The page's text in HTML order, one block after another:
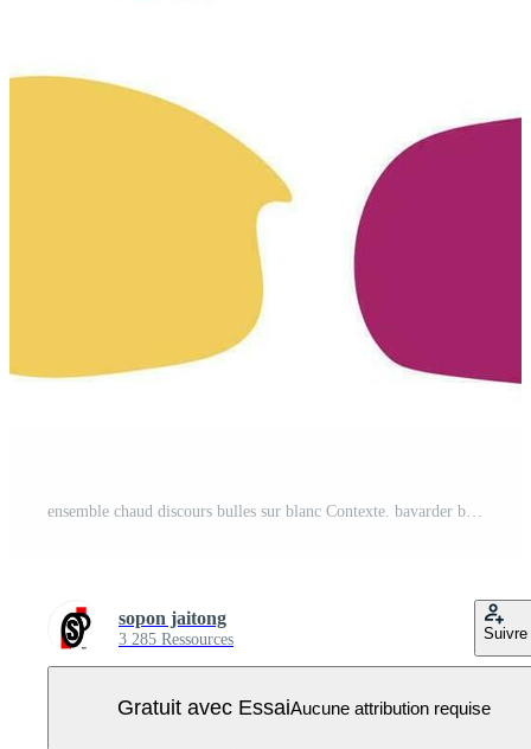
sopon jaitong
3 285 Ressources Suivre
Gratuit avec EssaiAucune attribution requise